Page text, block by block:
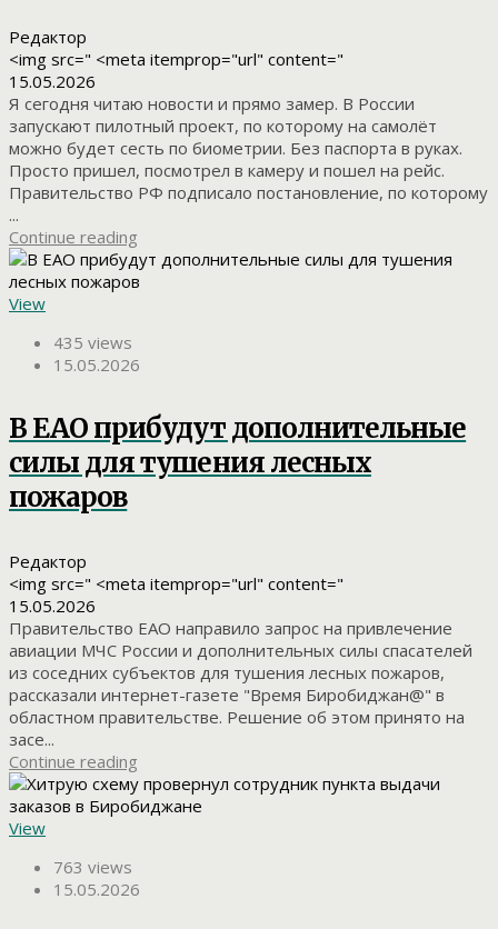
Редактор
<img src=" <meta itemprop="url" content="
15.05.2026
Я сегодня читаю новости и прямо замер. В России
запускают пилотный проект, по которому на самолёт
можно будет сесть по биометрии. Без паспорта в руках.
Просто пришел, посмотрел в камеру и пошел на рейс.
Правительство РФ подписало постановление, по которому
...
Continue reading
View
435 views
15.05.2026
В ЕАО прибудут дополнительные
силы для тушения лесных
пожаров
Редактор
<img src=" <meta itemprop="url" content="
15.05.2026
Правительство ЕАО направило запрос на привлечение
авиации МЧС России и дополнительных силы спасателей
из соседних субъектов для тушения лесных пожаров,
рассказали интернет-газете "Время Биробиджан@" в
областном правительстве. Решение об этом принято на
засе...
Continue reading
View
763 views
15.05.2026